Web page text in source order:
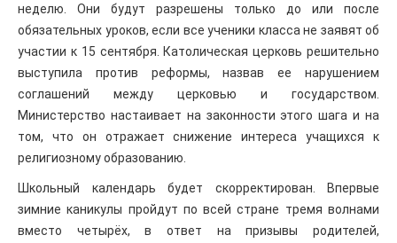
неделю. Они будут разрешены только до или после
обязательных уроков, если все ученики класса не заявят об
участии к 15 сентября. Католическая церковь решительно
выступила против реформы, назвав ее нарушением
соглашений между церковью и государством.
Министерство настаивает на законности этого шага и на
том, что он отражает снижение интереса учащихся к
религиозному образованию.
Школьный календарь будет скорректирован. Впервые
зимние каникулы пройдут по всей стране тремя волнами
вместо четырёх, в ответ на призывы родителей,